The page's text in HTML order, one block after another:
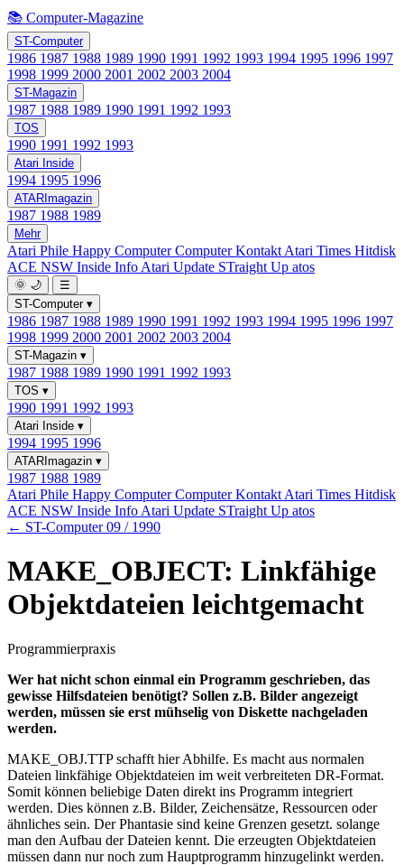
📚 Computer-Magazine
ST-Computer
1986 1987 1988 1989 1990 1991 1992 1993 1994 1995 1996 1997
1998 1999 2000 2001 2002 2003 2004
ST-Magazin
1987 1988 1989 1990 1991 1992 1993
TOS
1990 1991 1992 1993
Atari Inside
1994 1995 1996
ATARImagazin
1987 1988 1989
Mehr
Atari Phile Happy ComputerComputer Kontakt Atari Times Hitdisk
ACE NSW Inside Info Atari Update STraight Up atos
🌞 🌙
☰
ST-Computer ▾
1986 1987 1988 1989 1990 1991 1992 1993 1994 1995 1996 1997
1998 1999 2000 2001 2002 2003 2004
ST-Magazin ▾
1987 1988 1989 1990 1991 1992 1993
TOS ▾
1990 1991 1992 1993
Atari Inside ▾
1994 1995 1996
ATARImagazin ▾
1987 1988 1989
Atari Phile Happy ComputerComputer Kontakt Atari Times Hitdisk
ACE NSW Inside Info Atari Update STraight Up atos
← ST-Computer 09 / 1990
MAKE_OBJECT: Linkfähige
Objektdateien leichtgemacht
Programmierpraxis
Wer hat nicht schon einmal ein Programm geschrieben, das
gewisse Hilfsdateien benötigt? Sollen z.B. Bilder angezeigt
werden, müssen sie erst mühselig von Diskette nachgeladen
werden.
MAKE_OBJ.TTP schafft hier Abhilfe. Es macht aus normalen
Dateien linkfähige Objektdateien im weit verbreiteten DR-Format.
Somit können beliebige Daten direkt ins Programm integriert
werden. Dies können z.B. Bilder, Zeichensätze, Ressourcen oder
ähnliches sein. Der Phantasie sind keine Grenzen gesetzt. solange
man den Aufbau der Dateien kennt. Die erzeugten Objektdateien
müssen dann nur noch zum Hauptprogramm hinzugelinkt werden.